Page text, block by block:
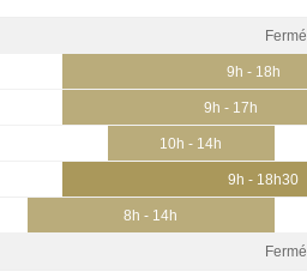
Fermé
9h - 18h
9h - 17h
10h - 14h
9h - 18h30
8h - 14h
Fermé